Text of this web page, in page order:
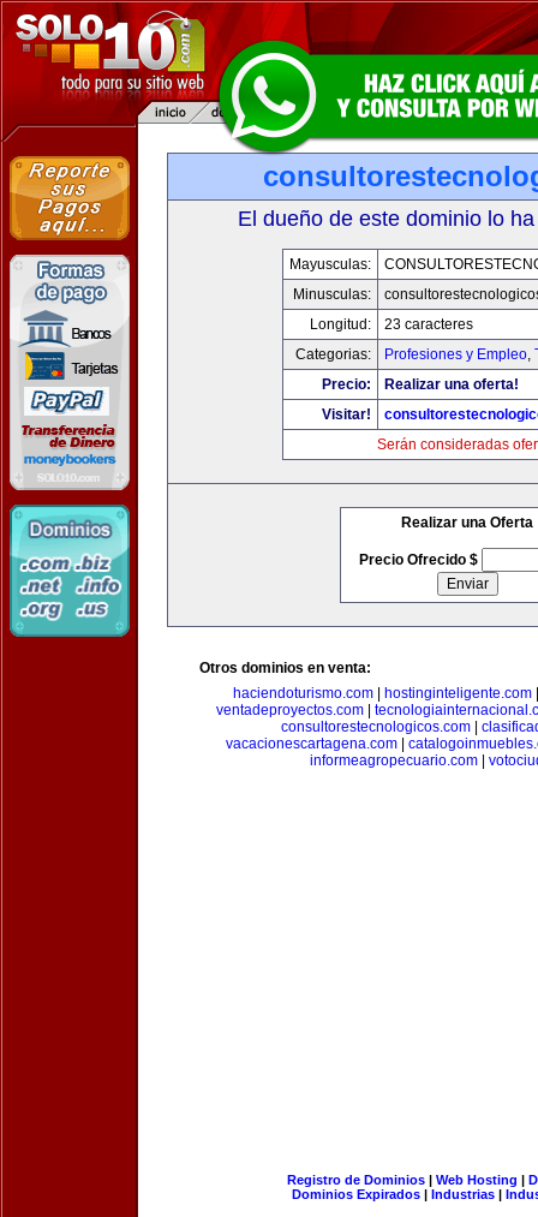
El dueño de este dominio lo
Mayusculas:
Minusculas:
Longitud:
23 caracteres
Categorias:
Profesiones y Empleo,
Precio:
Realizar una oferta!
Visitar!
Serán consideradas
Realizar una Oferta
Precio Ofrecido $
Otros dominios en venta:
haciendoturismo.com
hostinginteligente.com
ventadeproyectos.com|
consultorestecnologicos.com
vacacionescartagena.com
informeagropecuario.com
Registro de Dominios| Web Hosting |
Dominios Expirados | Industrias |